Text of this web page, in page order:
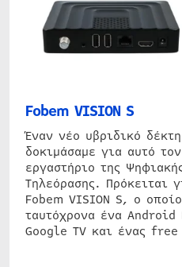
Fobem VISION S
Έναν νέο υβριδικό δέκτη
δοκιμάσαμε για αυτό
εργαστήριο της
Τηλεόρασης. Πρόκειται
Fobem VISION S, ο
ταυτόχρονα ένα Android
Google TV και ένας